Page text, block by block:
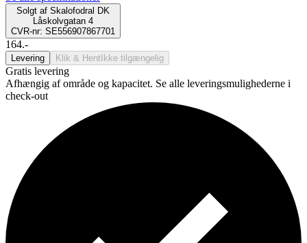
Solgt af Skalofodral DK
Låskolvgatan 4
CVR-nr: SE556907867701
164.-
Levering Klik & Hent Ikke tilgængelig
Gratis levering
Afhængig af område og kapacitet. Se alle leveringsmulighederne i
check-out